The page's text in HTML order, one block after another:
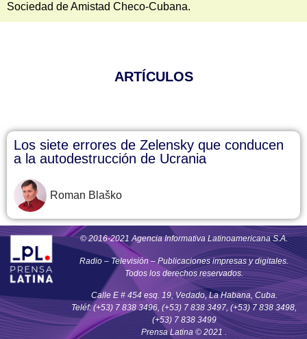
Sociedad de Amistad Checo-Cubana.
ARTÍCULOS
Los siete errores de Zelensky que conducen
a la autodestrucción de Ucrania
Roman Blaško
© 2016-2021 Agencia Informativa Latinoamericana S.A.
Radio – Televisión – Publicaciones impresas y digitales.
Todos los derechos reservados.
Calle E # 454 esq. 19, Vedado, La Habana, Cuba.
Teléf: (+53) 7 838 3496, (+53) 7 838 3497, (+53) 7 838 3498,
(+53) 7 838 3499
Prensa Latina © 2021 .